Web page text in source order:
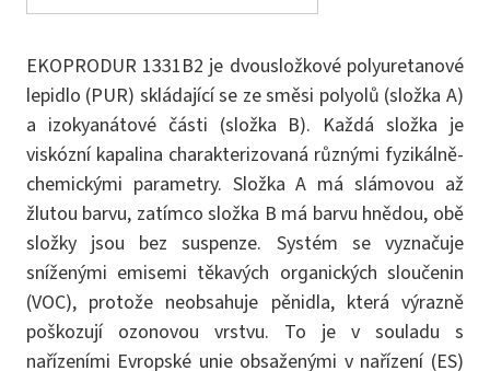
EKOPRODUR 1331B2 je dvousložkové polyuretanové
lepidlo (PUR) skládající se ze směsi polyolů (složka A)
a izokyanátové části (složka B). Každá složka je
viskózní kapalina charakterizovaná různými fyzikálně-
chemickými parametry. Složka A má slámovou až
žlutou barvu, zatímco složka B má barvu hnědou, obě
složky jsou bez suspenze. Systém se vyznačuje
sníženými emisemi těkavých organických sloučenin
(VOC), protože neobsahuje pěnidla, která výrazně
poškozují ozonovou vrstvu. To je v souladu s
nařízeními Evropské unie obsaženými v nařízení (ES)